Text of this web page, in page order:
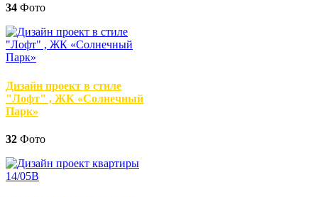
34 Фото
Дизайн проект в стиле
"Лофт" , ЖК «Солнечный
Парк»
32 Фото